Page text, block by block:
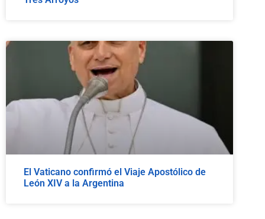
El Vaticano confirmó el Viaje Apostólico de
León XIV a la Argentina